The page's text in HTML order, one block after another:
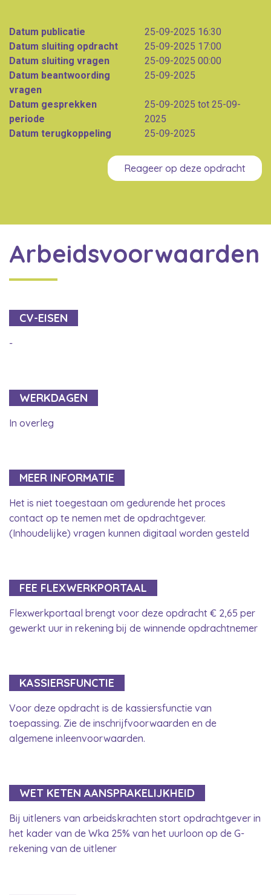
Datum publicatie
25-09-2025 16:30
Datum sluiting opdracht
25-09-2025 17:00
Datum sluiting vragen
25-09-2025 00:00
Datum beantwoording
vragen
25-09-2025
Datum gesprekken
periode
25-09-2025 tot 25-09-
2025
Datum terugkoppeling
25-09-2025
Reageer op deze opdracht
Arbeidsvoorwaarden
CV-EISEN
-
WERKDAGEN
In overleg
MEER INFORMATIE
Het is niet toegestaan om gedurende het proces
contact op te nemen met de opdrachtgever.
(Inhoudelijke) vragen kunnen digitaal worden gesteld
FEE FLEXWERKPORTAAL
Flexwerkportaal brengt voor deze opdracht € 2,65 per
gewerkt uur in rekening bij de winnende opdrachtnemer
KASSIERSFUNCTIE
Voor deze opdracht is de kassiersfunctie van
toepassing. Zie de inschrijfvoorwaarden en de
algemene inleenvoorwaarden.
WET KETEN AANSPRAKELIJKHEID
Bij uitleners van arbeidskrachten stort opdrachtgever in
het kader van de Wka 25% van het uurloon op de G-
rekening van de uitlener